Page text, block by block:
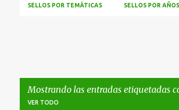
SELLOS POR TEMÁTICAS SELLOS POR AÑOS
Mostrando las entradas etiquetadas
VER TODO